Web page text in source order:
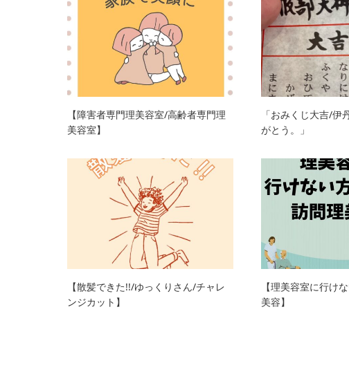
【障害者専門理美容室/高齢者専門理
美容室】
「おみくじ大吉/伊
がとう。」
【散髪できた!!/ゆっくりさん/チャレ
ンジカット】
【理美容室に行け
美容】